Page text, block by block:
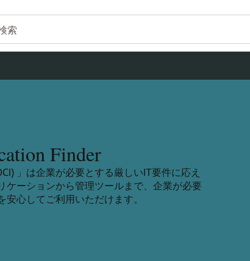
Finder
」は企業が必要とする厳しいIT要件に応え
ケーションから管理ツールまで、企業が必要
心してご利用いただけます。